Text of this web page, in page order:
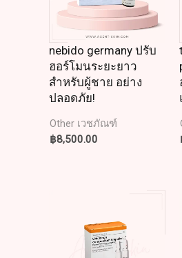
nebido germany ปรับ
ฮอร์โมนระยะยาว
สำหรับผู้ชาย อย่าง
ปลอดภัย!
Other เวชภัณฑ์
฿8,500.00